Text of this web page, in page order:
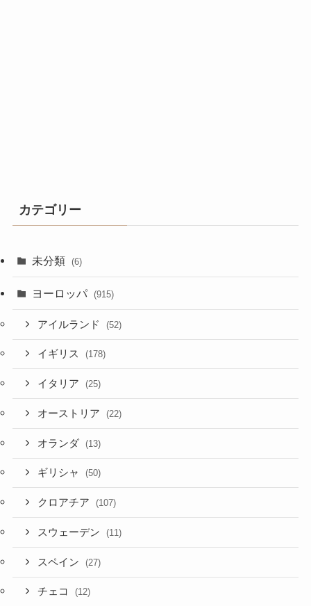
カテゴリー
未分類 (6)
ヨーロッパ (915)
アイルランド (52)
イギリス (178)
イタリア (25)
オーストリア (22)
オランダ (13)
ギリシャ (50)
クロアチア (107)
スウェーデン (11)
スペイン (27)
チェコ (12)